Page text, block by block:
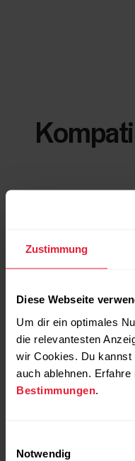
Zustimmung
Diese Webseite
Um dir ein optimales
die relevantesten
wir Cookies. Du
auch ablehnen. Erfahre
Bestimmungen
Notwendig